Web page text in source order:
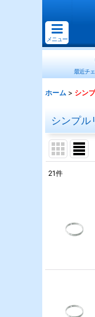
メニュー
最近チ
ホーム > シン
シンプル
21件